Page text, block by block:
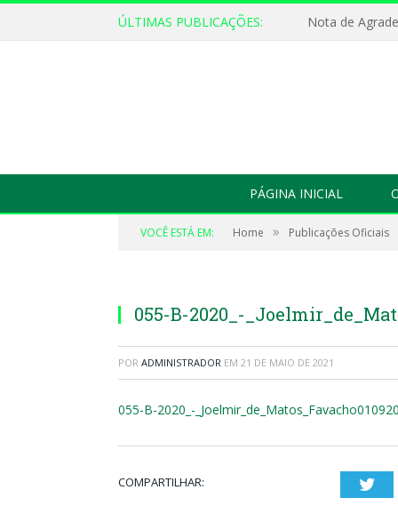
ÚLTIMAS PUBLICAÇÕES: Nota de
PÁGINA INICIAL
VOCÊ ESTÁ EM: Home » Publicações Oficiais
055-B-2020_-
POR ADMINISTRADOR EM 21 DE MAIO DE 2021
055-B-2020_-
COMPARTILHAR: